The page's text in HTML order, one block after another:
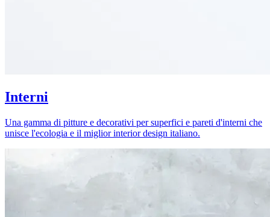
Interni
Una gamma di pitture e decorativi per superfici e pareti d'interni che
unisce l'ecologia e il miglior interior design italiano.